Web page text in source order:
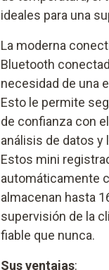
ideales para una
La moderna
Bluetooth
necesidad de una
Esto le permite
de confianza con
análisis de datos y
Estos mini
automáticamente
almacenan hasta
supervisión de la
fiable que nunca.
Sus ventajas: